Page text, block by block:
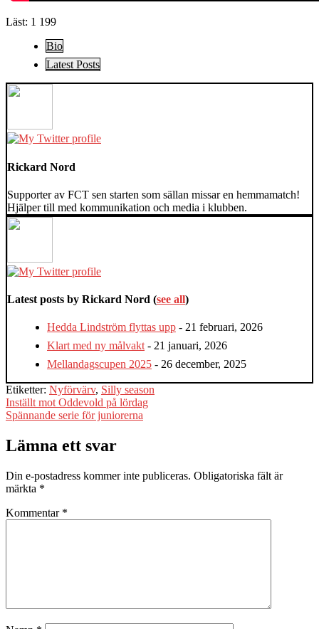
Läst: 1 199
following
tabs
change
Bio
Latest Posts
Rickard Nord
Supporter av FCT sen starten som sällan missar en hemmamatch!
Hjälper till med kommunikation och media i klubben.
Latest posts by Rickard Nord (see all)
Hedda Lindström flyttas upp - 21 februari, 2026
Klart med ny målvakt - 21 januari, 2026
Mellandagscupen 2025 - 26 december, 2025
Etiketter: Nyförvärv, Silly season
Inläggsnavigering
Inställt mot Oddevold på lördag
Spännande serie för juniorerna
Lämna ett svar
Din e-postadress kommer inte publiceras. Obligatoriska fält är
märkta *
Kommentar *